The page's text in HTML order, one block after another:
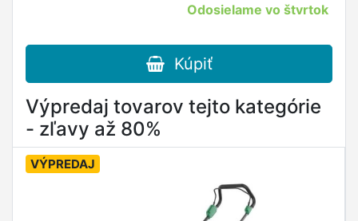
Odosielame vo štvrtok
Kúpiť
Výpredaj tovarov tejto kategórie
- zľavy až 80%
VÝPREDAJ